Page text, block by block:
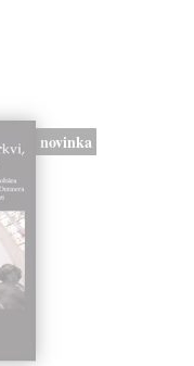
novinka